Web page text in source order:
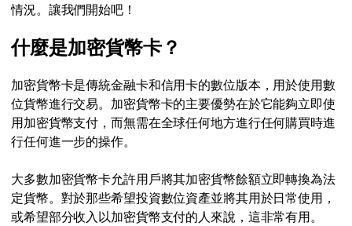
情況。讓我們開始吧！
什麼是加密貨幣卡？
加密貨幣卡是傳統金融卡和信用卡的數位版本，用於使用數
位貨幣進行交易。加密貨幣卡的主要優勢在於它能夠立即使
用加密貨幣支付，而無需在全球任何地方進行任何購買時進
行任何進一步的操作。
大多數加密貨幣卡允許用戶將其加密貨幣餘額立即轉換為法
定貨幣。對於那些希望投資數位資產並將其用於日常使用，
或希望部分收入以加密貨幣支付的人來說，這非常有用。